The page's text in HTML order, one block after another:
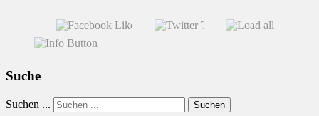
Suche
Suchen ... Suchen